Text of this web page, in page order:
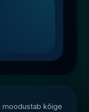
moodustab kõige